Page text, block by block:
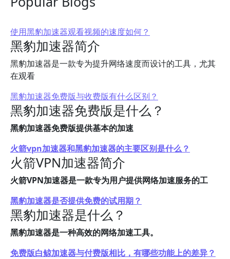
使用黑豹加速器观看视频的速度如何？
黑豹加速器简介
黑豹加速器是一款专为提升网络速度而设计的工具，尤其
在观看
黑豹加速器免费版与收费版有什么区别？
黑豹加速器免费版是什么？
黑豹加速器免费版提供基本的加速
火箭vpn加速器和黑豹加速器的主要区别是什么？
火箭VPN加速器简介
火箭VPN加速器是一款专为用户提供网络加速服务的工
黑豹加速器是否提供免费的试用期？
黑豹加速器是什么？
黑豹加速器是一种高效的网络加速工具。
免费版白鲸加速器与付费版相比，有哪些功能上的差异？